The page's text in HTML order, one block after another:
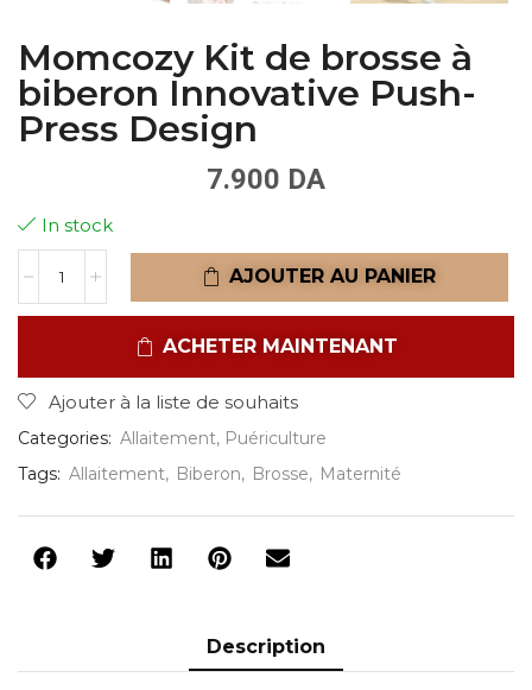
Momcozy Kit de brosse à
biberon Innovative Push-
Press Design
7.900 DA
In stock
AJOUTER AU PANIER
ACHETER MAINTENANT
Ajouter à la liste de souhaits
Categories: Allaitement, Puériculture
Tags: Allaitement, Biberon, Brosse, Maternité
Description